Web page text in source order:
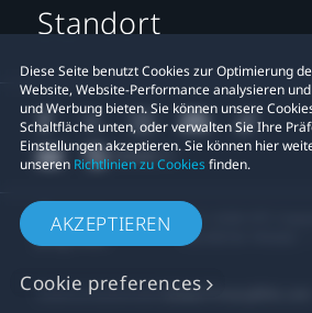
Diese Seite benutzt Cookies zur Optimierung
Website, Website-Performance analysieren
und Werbung bieten. Sie können unsere
Schaltfläche unten, oder verwalten Sie Ihre
Einstellungen akzeptieren. Sie können hier
unseren Richtlinien zu Cookiesfinden.
AKZEPTIEREN
Cookie preferences
Standort
© 2011-2026 HTC
Rechtlicher Hinweis
Datenschutzkontakt: Global-Privacy@htc.com